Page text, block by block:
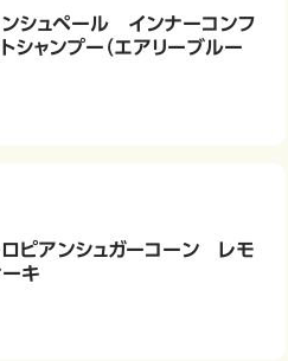
ンシュペール インナーコンフ
シャンプー（エアリーブルー
ロピアンシュガーコーン レモ
キ